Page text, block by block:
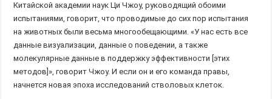
Китайской академии наук Ци Чжоу, руководящий обоими
испытаниями, говорит, что проводимые до сих пор испытания
на животных были весьма многообещающими. «У нас есть все
данные визуализации, данные о поведении, а также
молекулярные данные в поддержку эффективности [этих
методов]», говорит Чжоу. И если он и его команда правы,
начнется новая эпоха исследований стволовых клеток.